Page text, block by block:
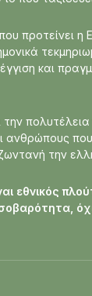
προτείνει η
και
πολυτέλεια
ανθρώπους
την
εθνικός